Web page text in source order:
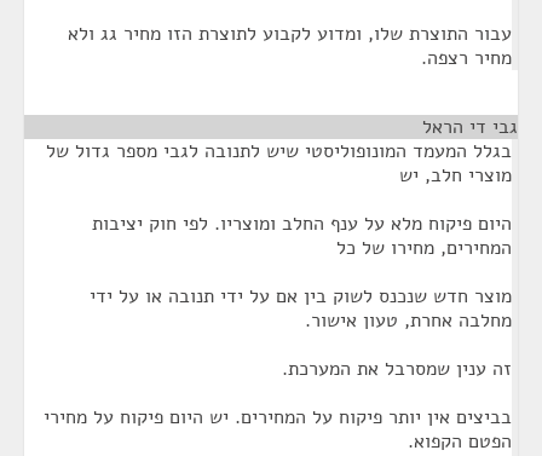
עבור התוצרת שלו, ומדוע לקבוע לתוצרת הזו מחיר גג ולא
מחיר רצפה.
גבי די הראל
בגלל המעמד המונופוליסטי שיש לתנובה לגבי מספר גדול של
מוצרי חלב, יש
היום פיקוח מלא על ענף החלב ומוצריו. לפי חוק יציבות
המחירים, מחירו של כל
מוצר חדש שנכנס לשוק בין אם על ידי תנובה או על ידי
מחלבה אחרת, טעון אישור.
זה ענין שמסרבל את המערכת.
בביצים אין יותר פיקוח על המחירים. יש היום פיקוח על מחירי
הפטם הקפוא.